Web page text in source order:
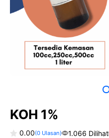
KOH 1%
0.00(0Ulasan) 1.066 Dilihat